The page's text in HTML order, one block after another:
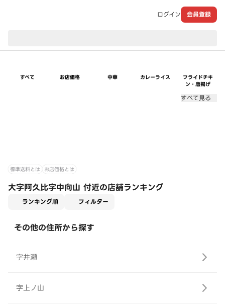
ログイン 会員登録
すべて お店価格 中華 カレーライス
フライドチキ
ン・唐揚げ
すべて見る
標準送料とは お店価格とは
大字阿久比字中向山 付近の店舗ランキング
ランキング順 フィルター
その他の住所から探す
字井瀬
字上ノ山